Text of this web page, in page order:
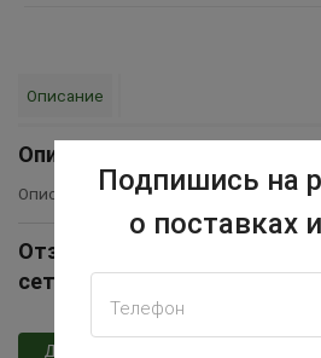
Описание
Описание
Описание товара временно
Отзывы Ниппельная поилка
сетку
Добавить отзыв
Подпишись на
о поставках
Телефон